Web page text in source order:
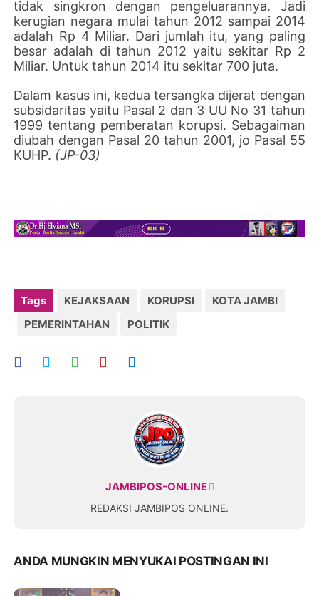
tidak singkron dengan pengeluarannya. Jadi
kerugian negara mulai tahun 2012 sampai 2014
adalah Rp 4 Miliar. Dari jumlah itu, yang paling
besar adalah di tahun 2012 yaitu sekitar Rp 2
Miliar. Untuk tahun 2014 itu sekitar 700 juta.
Dalam kasus ini, kedua tersangka dijerat dengan
subsidaritas yaitu Pasal 2 dan 3 UU No 31 tahun
1999 tentang pemberatan korupsi. Sebagaiman
diubah dengan Pasal 20 tahun 2001, jo Pasal 55
KUHP. (JP-03)
Tags KEJAKSAAN KORUPSI
KOTA JAMBI
PEMERINTAHAN
POLITIK
JAMBIPOS-ONLINE
REDAKSI JAMBIPOS ONLINE.
ANDA MUNGKIN MENYUKAI POSTINGAN INI